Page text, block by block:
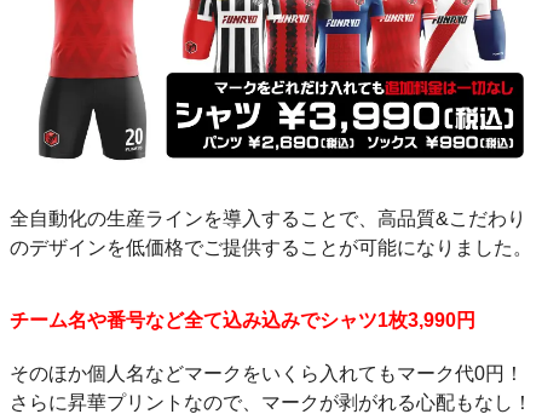
全自動化の生産ラインを導入することで、高品質&こだわり
のデザインを低価格でご提供することが可能になりました。
チーム名や番号など全て込み込みでシャツ1枚3,990円
そのほか個人名などマークをいくら入れてもマーク代0円！
さらに昇華プリントなので、マークが剥がれる心配もなし！